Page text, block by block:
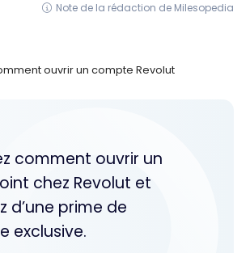
Note de la rédaction de Milesopedia
ouvrir un compte Revolut
comment ouvrir un
chez Revolut et
d’une prime de
exclusive.